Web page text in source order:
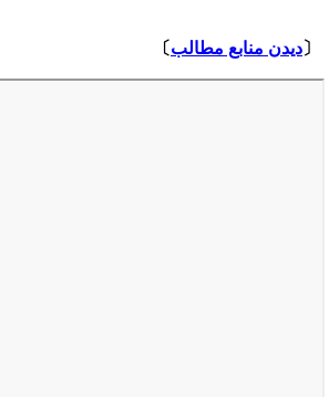
〔دیدن منابع مطالب〕